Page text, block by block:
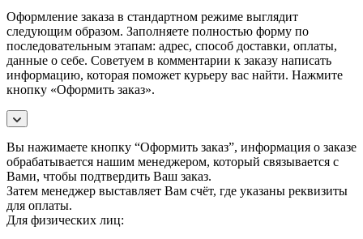
Оформление заказа в стандартном режиме выглядит
следующим образом. Заполняете полностью форму по
последовательным этапам: адрес, способ доставки, оплаты,
данные о себе. Советуем в комментарии к заказу написать
информацию, которая поможет курьеру вас найти. Нажмите
кнопку «Оформить заказ».
Вы нажимаете кнопку “Оформить заказ”, информация о заказе
обрабатывается нашим менеджером, который связывается с
Вами, чтобы подтвердить Ваш заказ.
Затем менеджер выставляет Вам счёт, где указаны реквизиты
для оплаты.
Для физических лиц: